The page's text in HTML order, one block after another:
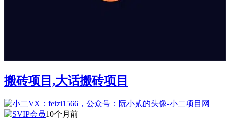
搬砖项目,大话搬砖项目
10个月前